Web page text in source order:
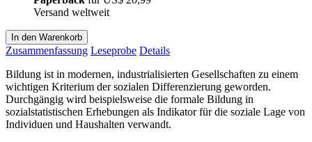
Versand weltweit
In den Warenkorb
Zusammenfassung Leseprobe Details
Bildung ist in modernen, industrialisierten Gesellschaften zu einem
wichtigen Kriterium der sozialen Differenzierung geworden.
Durchgängig wird beispielsweise die formale Bildung in
sozialstatistischen Erhebungen als Indikator für die soziale Lage von
Individuen und Haushalten verwandt.